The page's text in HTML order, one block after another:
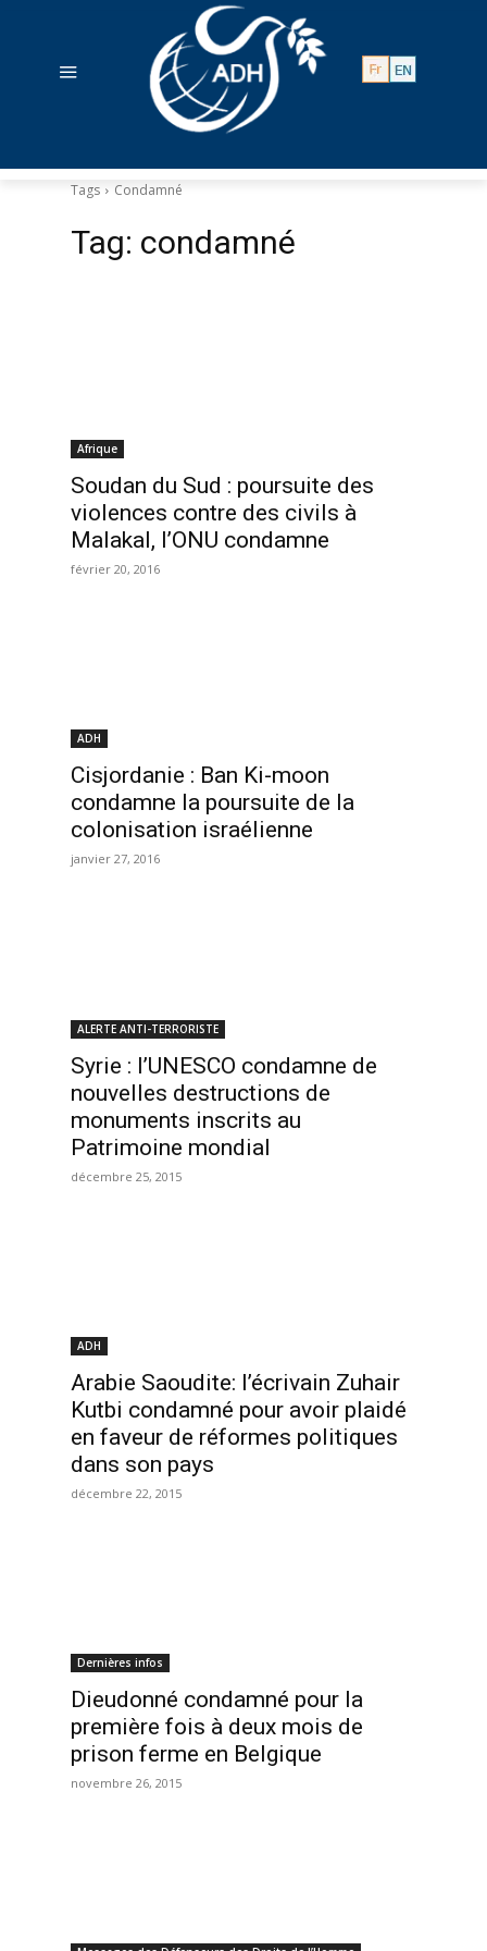
Tags Condamné
Tag: condamné
Afrique
Soudan du Sud : poursuite des
violences contre des civils à
Malakal, l’ONU condamne
février 20, 2016
ADH
Cisjordanie : Ban Ki-moon
condamne la poursuite de la
colonisation israélienne
janvier 27, 2016
ALERTE ANTI-TERRORISTE
Syrie : l’UNESCO condamne de
nouvelles destructions de
monuments inscrits au
Patrimoine mondial
décembre 25, 2015
ADH
Arabie Saoudite: l’écrivain Zuhair
Kutbi condamné pour avoir plaidé
en faveur de réformes politiques
dans son pays
décembre 22, 2015
Dernières infos
Dieudonné condamné pour la
première fois à deux mois de
prison ferme en Belgique
novembre 26, 2015